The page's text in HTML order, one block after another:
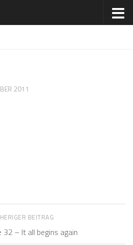
2011
BEITRAG
32 – It all begins again